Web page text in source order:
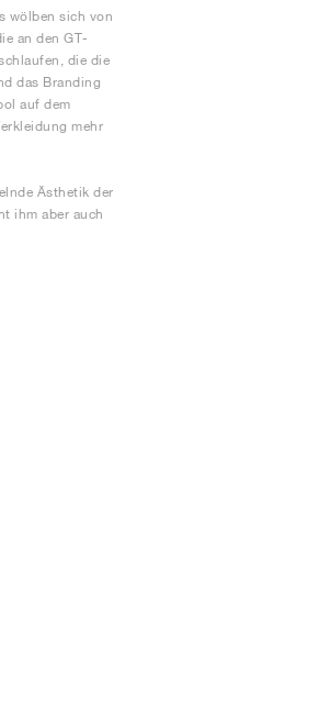
wölben sich von
an den GT-
die die
das Branding
auf dem
mehr
Ästhetik der
ihm aber auch